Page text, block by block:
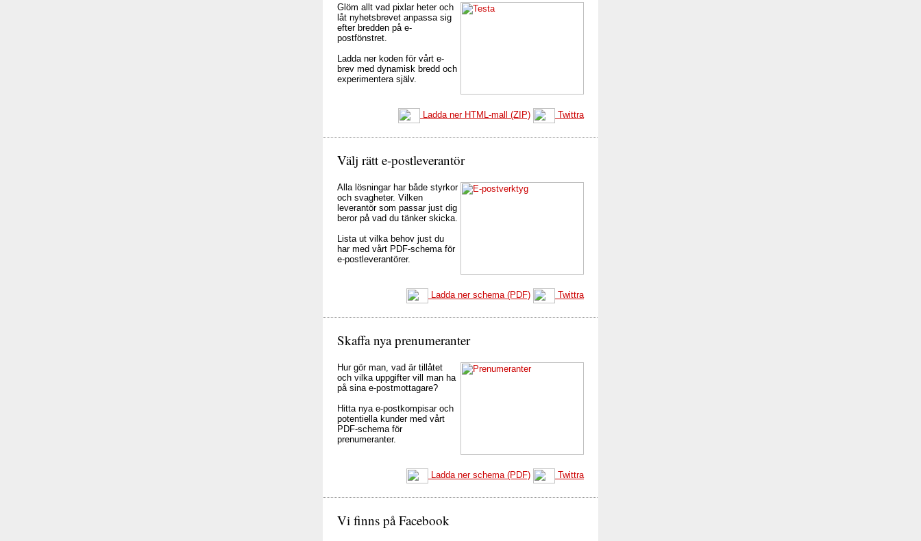
Glöm allt vad pixlar heter och
låt nyhetsbrevet anpassa sig
efter bredden på e-
postfönstret.
Ladda ner koden för vårt e-
brev med dynamisk bredd och
experimentera själv.
Ladda ner HTML-mall (ZIP) Twittra
Välj rätt e-postleverantör
Alla lösningar har både styrkor
och svagheter. Vilken
leverantör som passar just dig
beror på vad du tänker skicka.
Lista ut vilka behov just du
har med vårt PDF-schema för
e-postleverantörer.
Ladda ner schema (PDF) Twittra
Skaffa nya prenumeranter
Hur gör man, vad är tillåtet
och vilka uppgifter vill man ha
på sina e-postmottagare?
Hitta nya e-postkompisar och
potentiella kunder med vårt
PDF-schema för
prenumeranter.
Ladda ner schema (PDF) Twittra
Vi finns på Facebook